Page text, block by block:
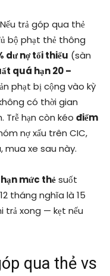
Nếu trả góp qua thẻ
bộ phạt thẻ thông
dư nợ tối thiểu (sàn
quá hạn 20 –
phạt bị cộng vào kỳ
có thời gian
Trễ hạn còn kéo điểm
nợ xấu trên CIC,
mua xe sau này.
mức thẻsuốt
tháng nghĩa là 15
trả xong — kẹt nếu
qua thẻ vs